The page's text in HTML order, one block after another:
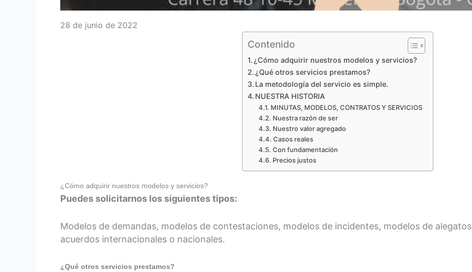
28 de junio de 2022
Contenido
¿Cómo adquirir nuestros modelos y servicios?
¿Qué otros servicios prestamos?
La metodología del servicio es simple.
NUESTRA HISTORIA
MINUTAS, MODELOS, CONTRATOS Y SERVICIOS
Nuestra razón de ser
Nuestro valor agregado
Casos reales
Con fundamentación
Precios justos
¿Cómo adquirir nuestros modelos y servicios?
Puedes solicitarnos los siguientes tipos:
Modelos de demandas, modelos de contestaciones, modelos de incidentes, modelos de
acuerdos internacionales o nacionales.
¿Qué otros servicios prestamos?